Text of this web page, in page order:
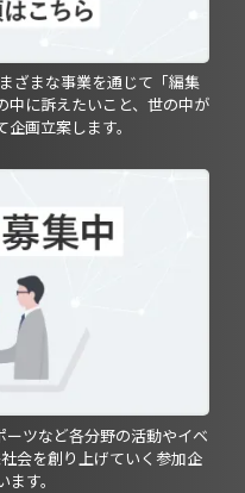
ざまな事業を通じて「編集
中に訴えたいこと、世の中が
画立案します。
ツなど各分野の活動やイベ
会を創り上げていく参加企
す。